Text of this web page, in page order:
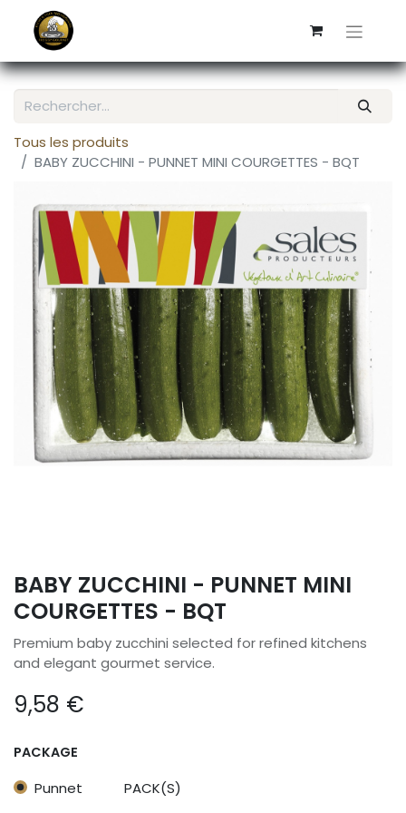
Tous les produits
BABY ZUCCHINI - PUNNET MINI COURGETTES - BQT
BABY ZUCCHINI - PUNNET MINI
COURGETTES - BQT
Premium baby zucchini selected for refined kitchens
and elegant gourmet service.
9,58 €
PACKAGE
Punnet PACK(S)